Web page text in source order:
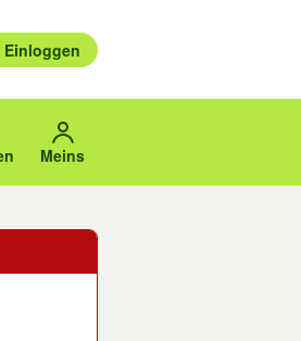
Einloggen
auswählen.
mit den Pfeiltasten nach oben/
Meins